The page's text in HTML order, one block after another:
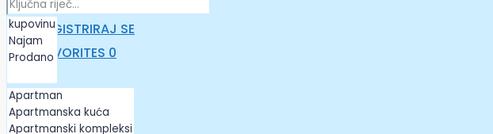
PRIJAVA
REGISTRIRAJ SE
FAVORITES 0